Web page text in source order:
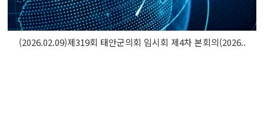
(2026.02.09)제319회 태안군의회 임시회 제4차 본회의(2026..